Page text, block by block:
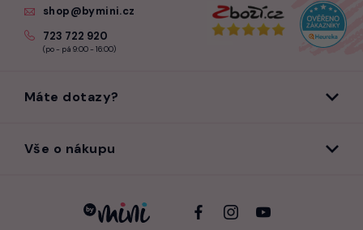
shop@bymini.cz
723 722 920
(po - pá 9:00 - 16:00)
Máte dotazy?
Vše o nákupu